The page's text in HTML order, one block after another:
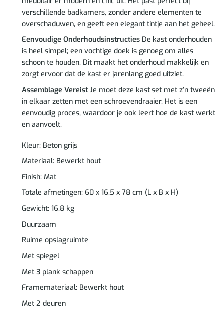
verschillende badkamers, zonder andere elementen te
overschaduwen, en geeft een elegant tintje aan het geheel.
Eenvoudige OnderhoudsinstructiesDe kast onderhouden
is heel simpel; een vochtige doek is genoeg om alles
schoon te houden. Dit maakt het onderhoud makkelijk en
zorgt ervoor dat de kast er jarenlang goed uitziet.
Assemblage VereistJe moet deze kast set met z’n tweeën
in elkaar zetten met een schroevendraaier. Het is een
eenvoudig proces, waardoor je ook leert hoe de kast werkt
en aanvoelt.
Kleur: Beton grijs
Materiaal: Bewerkt hout
Finish: Mat
Totale afmetingen: 60 x 16,5 x 78 cm (L x B x H)
Gewicht: 16,8 kg
Duurzaam
Ruime opslagruimte
Met spiegel
Met 3 plank schappen
Framemateriaal: Bewerkt hout
Met 2 deuren